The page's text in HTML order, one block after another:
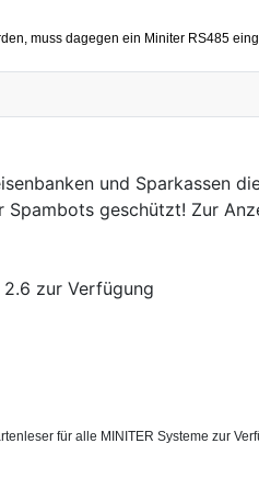
muss dagegen ein Miniter RS485
und Sparkassen
Spambots geschützt! Zur
zur Verfügung
für alle MINITER Systeme zur